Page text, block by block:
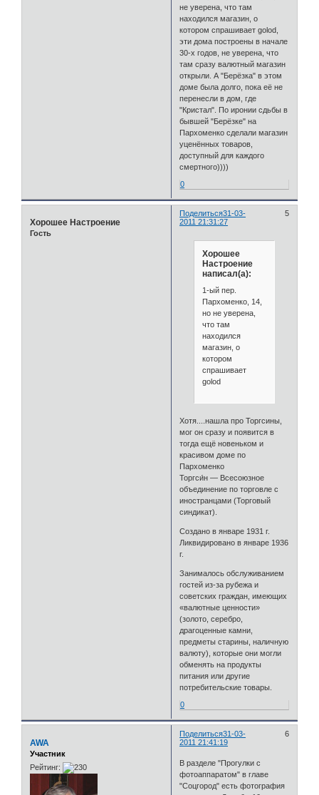
не уверена, что там
находился магазин, о
котором спрашивает golod,
эти дома построены в начале
30-х годов, не уверена, что
там сразу валютный магазин
открыли. А "Берёзка" в этом
доме была долго, пока её не
перенесли в дом, где
"Кристал". По иронии сдьбы в
бывшей "Берёзке" на
Пархоменко сделали магазин
уценённых товаров,
доступный для каждого
смертного))))
0
Поделиться 5
31-03-
2011 21:31:27
Хорошее Настроение
Гость
Хорошее
Настроение
написал(а):
1-ый пер.
Пархоменко, 14,
но не уверена,
что там
находился
магазин, о
котором
спрашивает
golod
Хотя....нашла про Торгсины,
мог он сразу и появится в
тогда ещё новеньком и
красивом доме по
Пархоменко
Торгси́н — Всесоюзное
объединение по торговле с
иностранцами (Торговый
синдикат).
Создано в январе 1931 г.
Ликвидировано в январе 1936
г.
Занималось обслуживанием
гостей из-за рубежа и
советских граждан, имеющих
«валютные ценности»
(золото, серебро,
драгоценные камни,
предметы старины, наличную
валюту), которые они могли
обменять на продукты
питания или другие
потребительские товары.
0
Поделиться 6
31-03-
2011 21:41:19
AWA
Участник
Рейтинг:
В разделе "Прогулки с
фотоаппаратом" в главе
"Соцгород" есть фотография